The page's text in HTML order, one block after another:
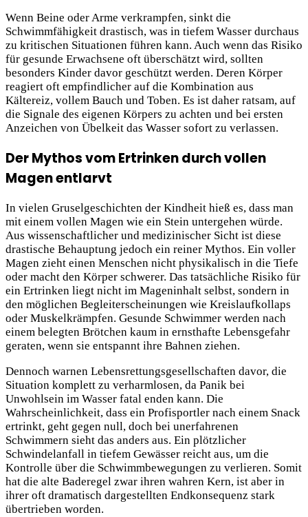
Wenn Beine oder Arme verkrampfen, sinkt die
Schwimmfähigkeit drastisch, was in tiefem Wasser durchaus
zu kritischen Situationen führen kann. Auch wenn das Risiko
für gesunde Erwachsene oft überschätzt wird, sollten
besonders Kinder davor geschützt werden. Deren Körper
reagiert oft empfindlicher auf die Kombination aus
Kältereiz, vollem Bauch und Toben. Es ist daher ratsam, auf
die Signale des eigenen Körpers zu achten und bei ersten
Anzeichen von Übelkeit das Wasser sofort zu verlassen.
Der Mythos vom Ertrinken durch vollen
Magen entlarvt
In vielen Gruselgeschichten der Kindheit hieß es, dass man
mit einem vollen Magen wie ein Stein untergehen würde.
Aus wissenschaftlicher und medizinischer Sicht ist diese
drastische Behauptung jedoch ein reiner Mythos. Ein voller
Magen zieht einen Menschen nicht physikalisch in die Tiefe
oder macht den Körper schwerer. Das tatsächliche Risiko für
ein Ertrinken liegt nicht im Mageninhalt selbst, sondern in
den möglichen Begleiterscheinungen wie Kreislaufkollaps
oder Muskelkrämpfen. Gesunde Schwimmer werden nach
einem belegten Brötchen kaum in ernsthafte Lebensgefahr
geraten, wenn sie entspannt ihre Bahnen ziehen.
Dennoch warnen Lebensrettungsgesellschaften davor, die
Situation komplett zu verharmlosen, da Panik bei
Unwohlsein im Wasser fatal enden kann. Die
Wahrscheinlichkeit, dass ein Profisportler nach einem Snack
ertrinkt, geht gegen null, doch bei unerfahrenen
Schwimmern sieht das anders aus. Ein plötzlicher
Schwindelanfall in tiefem Gewässer reicht aus, um die
Kontrolle über die Schwimmbewegungen zu verlieren. Somit
hat die alte Baderegel zwar ihren wahren Kern, ist aber in
ihrer oft dramatisch dargestellten Endkonsequenz stark
übertrieben worden.